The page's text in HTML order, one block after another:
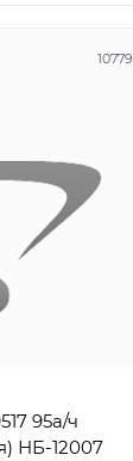
10779
95а/ч
EN800A(пр-во Италия) НБ-12007